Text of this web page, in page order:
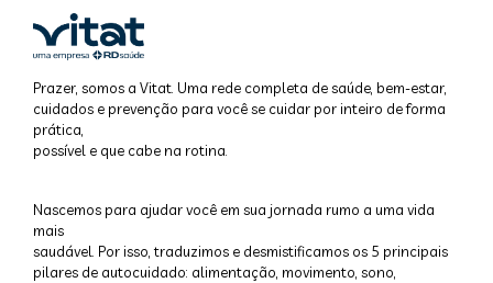
Prazer, somos a Vitat. Uma rede completa de saúde, bem-estar,
cuidados e prevenção para você se cuidar por inteiro de forma
prática,
possível e que cabe na rotina.
Nascemos para ajudar você em sua jornada rumo a uma vida
mais
saudável. Por isso, traduzimos e desmistificamos os 5 principais
pilares de autocuidado: alimentação, movimento, sono,